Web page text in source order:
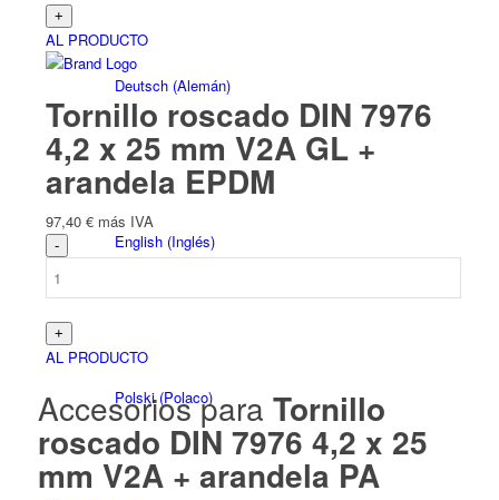
Deutsch(Alemán)
English(Inglés)
Polski(Polaco)
AL PRODUCTO
Tornillo roscado DIN 7976
4,2 x 25 mm V2A GL +
arandela EPDM
97,40 € más IVA
AL PRODUCTO
Accesorios para Tornillo
roscado DIN 7976 4,2 x 25
mm V2A + arandela PA